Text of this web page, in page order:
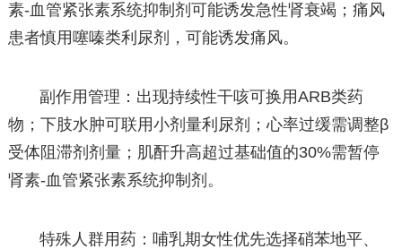
素-血管紧张素系统抑制剂可能诱发急性肾衰竭；痛风
患者慎用噻嗪类利尿剂，可能诱发痛风。
副作用管理：出现持续性干咳可换用ARB类药
物；下肢水肿可联用小剂量利尿剂；心率过缓需调整β
受体阻滞剂剂量；肌酐升高超过基础值的30%需暂停
肾素-血管紧张素系统抑制剂。
特殊人群用药：哺乳期女性优先选择硝苯地平、